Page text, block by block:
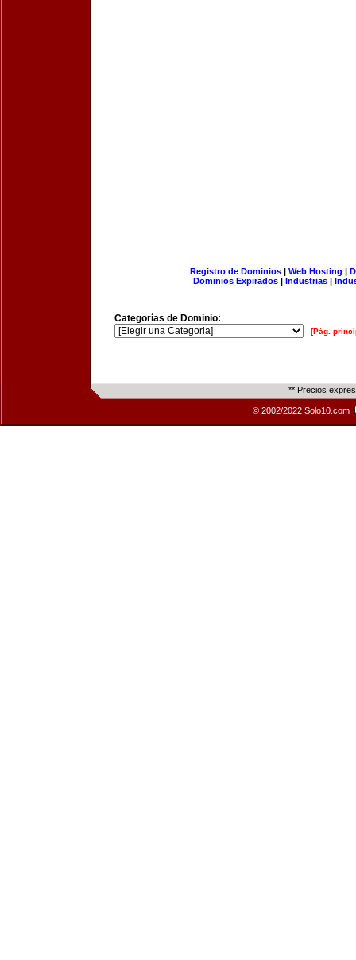
Registro de Dominios| Web Hosting |
Dominios Expirados | Industrias |
Categorías de Dominio:
[Pág.
** Precios
© 2002/2022 Solo10.com